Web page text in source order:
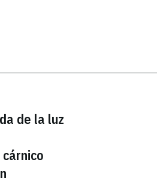
de la luz